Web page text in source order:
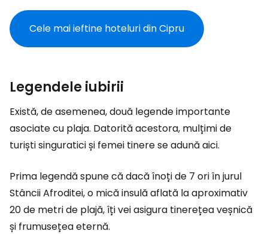
Cele mai ieftine hoteluri din Cipru
Legendele iubirii
Există, de asemenea, două legende importante
asociate cu plaja. Datorită acestora, mulțimi de
turiști singuratici și femei tinere se adună aici.
Prima legendă spune că dacă înoți de 7 ori în jurul
Stâncii Afroditei, o mică insulă aflată la aproximativ
20 de metri de plajă, îți vei asigura tinerețea veșnică
și frumusețea eternă.